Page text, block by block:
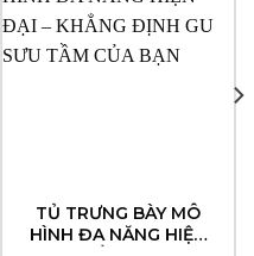
TỦ TRƯNG BÀY MÔ
HÌNH ĐA NĂNG HIỆN